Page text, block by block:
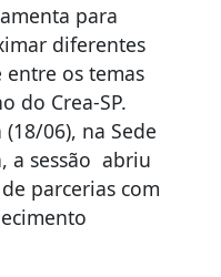
para
diferentes
entre os temas
do Crea-SP.
06), na Sede
a sessão abriu
parcerias com